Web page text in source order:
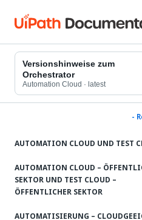
Versionshinweise zum
Orchestrator
Automation Cloud · latest
-
AUTOMATION CLOUD UND TEST
AUTOMATION CLOUD –
SEKTOR UND TEST CLOUD –
ÖFFENTLICHER SEKTOR
AUTOMATISIERUNG –